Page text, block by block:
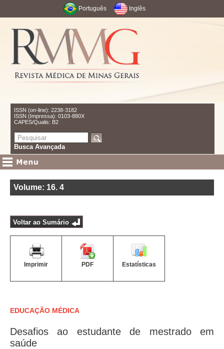
Português Inglês
ISSN (on-line): 2238-3182
ISSN (Impressa): 0103-880X
CAPES/Qualis: B2
Busca Avançada
Volume: 16. 4
Voltar ao Sumário
Imprimir PDF Estatísticas
EDUCAÇÃO MÉDICA
Desafios ao estudante de mestrado em
saúde